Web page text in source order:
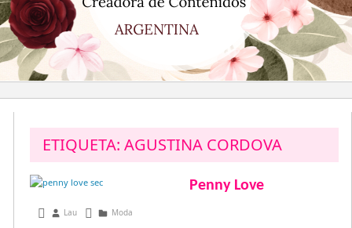
ETIQUETA: AGUSTINA CORDOVA
Penny Love
junio 28, 2013
Lau Moda